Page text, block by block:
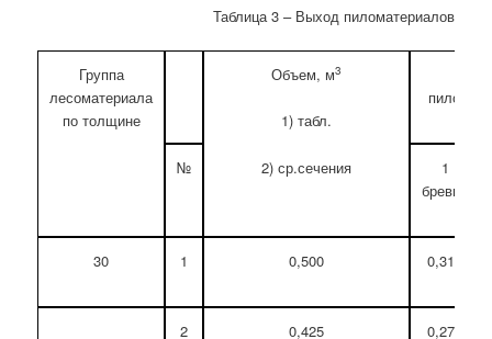
Таблица 3 – Выход пиломатериалов
Группа
лесоматериала
по толщине
Объем, м3
1) табл.
2) ср.сечения
№
1
бревно
30 1 0,500 0,319
2 0,425 0,271